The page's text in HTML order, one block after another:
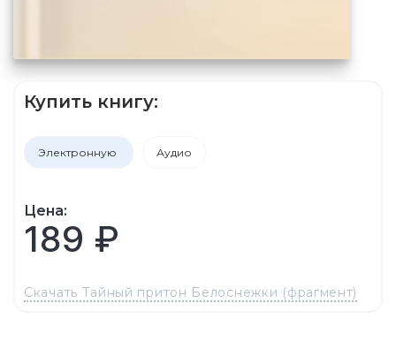
Купить книгу:
Электронную Аудио
Цена:
189 ₽
Скачать Тайный притон Белоснежки (фрагмент)